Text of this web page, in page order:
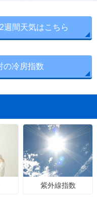
週間天気はこちら
の冷房指数
紫外線指数